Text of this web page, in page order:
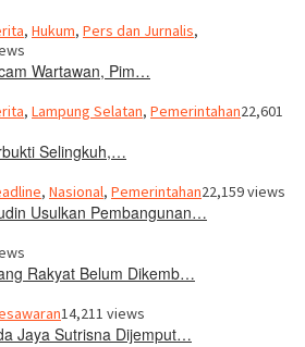
, Hukum, Pers dan Jurnalis,
Wartawan, Pim…
, Lampung Selatan, Pemerintahan22,601
Selingkuh,…
, Nasional, Pemerintahan22,159 views
Usulkan Pembangunan…
Rakyat Belum Dikemb…
14,211 views
Jaya Sutrisna Dijemput…